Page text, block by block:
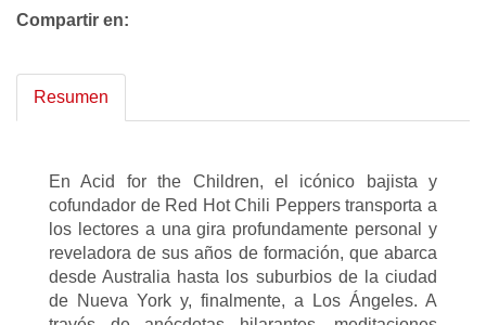
Compartir en:
Resumen
En Acid for the Children, el icónico bajista y
cofundador de Red Hot Chili Peppers transporta a
los lectores a una gira profundamente personal y
reveladora de sus años de formación, que abarca
desde Australia hasta los suburbios de la ciudad
de Nueva York y, finalmente, a Los Ángeles. A